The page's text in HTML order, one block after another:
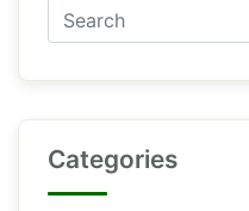
Categories